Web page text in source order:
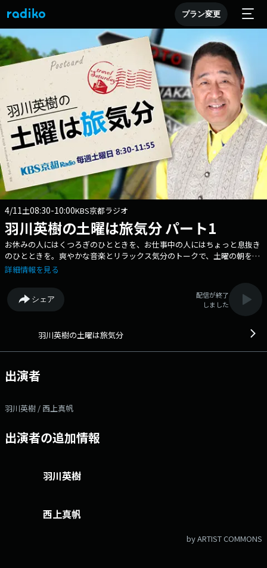
プラン変更
4/11土08:30-10:00KBS京都ラジオ
羽川英樹の土曜は旅気分 パート1
お休みの人にはくつろぎのひとときを、お仕事中の人にはちょっと息抜き
のひとときを。爽やかな音楽とリラックス気分のトークで、土曜の朝を彩
るラジオ。 ★番組サイト ★番組へのメッセージ
詳細情報を見る
シェア
配信が終了
しました
羽川英樹の土曜は旅気分
出演者
羽川英樹 / 西上真帆
出演者の追加情報
羽川英樹
西上真帆
by ARTIST COMMONS